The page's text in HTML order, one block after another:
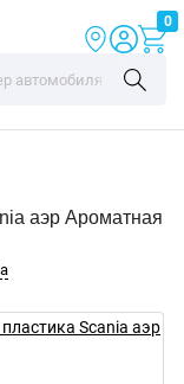
0
аэр Ароматная